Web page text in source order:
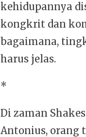
kehidupannya
kongkrit dan
bagaimana,
harus jelas.
*
Di zaman
Antonius, orang